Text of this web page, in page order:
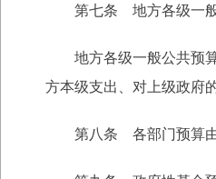
第七条 地方各级一般公
地方各级一般公共预算
方本级支出、对上级政府
第八条 各部门预算由